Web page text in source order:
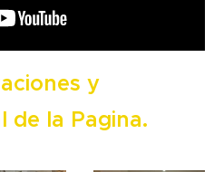
y
de la Pagina.